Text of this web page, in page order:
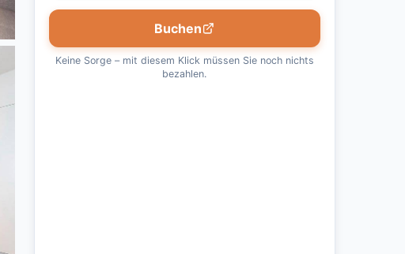
Buchen
Keine Sorge – mit diesem Klick müssen Sie noch nichts
bezahlen.